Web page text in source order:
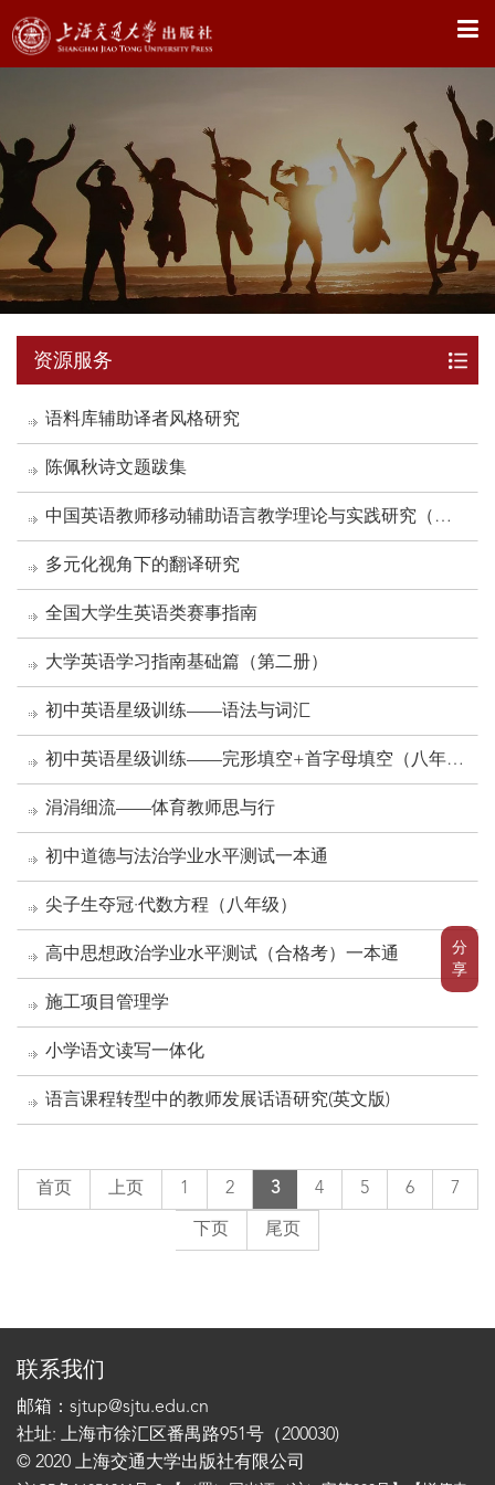
X
分
享
资源服务
语料库辅助译者风格研究
陈佩秋诗文题跋集
中国英语教师移动辅助语言教学理论与实践研究（英
文版）
多元化视角下的翻译研究
全国大学生英语类赛事指南
大学英语学习指南基础篇（第二册）
初中英语星级训练——语法与词汇
初中英语星级训练——完形填空+首字母填空（八年
级）（第2版）
涓涓细流——体育教师思与行
初中道德与法治学业水平测试一本通
尖子生夺冠·代数方程（八年级）
高中思想政治学业水平测试（合格考）一本通
施工项目管理学
小学语文读写一体化
语言课程转型中的教师发展话语研究(英文版)
首页 上页 1 2 3 4 5 6 7
下页 尾页
联系我们
邮箱：sjtup@sjtu.edu.cn
社址: 上海市徐汇区番禺路951号（200030)
© 2020 上海交通大学出版社有限公司